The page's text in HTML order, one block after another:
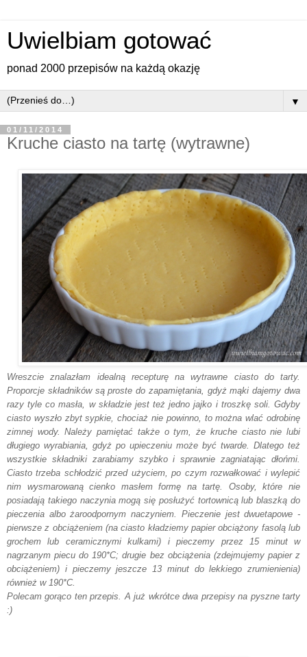
Uwielbiam gotować
ponad 2000 przepisów na każdą okazję
▼
01/11/2014
Kruche ciasto na tartę (wytrawne)
Wreszcie znalazłam idealną recepturę na wytrawne ciasto do tarty.
Proporcje składników są proste do zapamiętania, gdyż mąki dajemy dwa
razy tyle co masła, w składzie jest też jedno jajko i troszkę soli. Gdyby
ciasto wyszło zbyt sypkie, chociaż nie powinno, to można wlać odrobinę
zimnej wody. Należy pamiętać także o tym, że kruche ciasto nie lubi
długiego wyrabiania, gdyż po upieczeniu może być twarde. Dlatego też
wszystkie składniki zarabiamy szybko i sprawnie zagniatając dłońmi.
Ciasto trzeba schłodzić przed użyciem, po czym rozwałkować i wylepić
nim wysmarowaną cienko masłem formę na tartę. Osoby, które nie
posiadają takiego naczynia mogą się posłużyć tortownicą lub blaszką do
pieczenia albo żaroodpornym naczyniem. Pieczenie jest dwuetapowe -
pierwsze z obciążeniem (na ciasto kładziemy papier obciążony fasolą lub
grochem lub ceramicznymi kulkami) i pieczemy przez 15 minut w
nagrzanym piecu do 190*C; drugie bez obciążenia (zdejmujemy papier z
obciążeniem) i pieczemy jeszcze 13 minut do lekkiego zrumienienia)
również w 190*C.
Polecam gorąco ten przepis. A już wkrótce dwa przepisy na pyszne tarty
:)